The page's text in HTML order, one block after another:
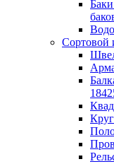
Сортовой